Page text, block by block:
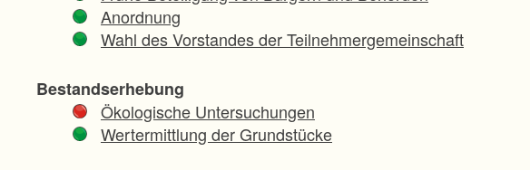
Anordnung
Wahl des Vorstandes der Teilnehmergemeinschaft
Bestandserhebung
Ökologische Untersuchungen
Wertermittlung der Grundstücke